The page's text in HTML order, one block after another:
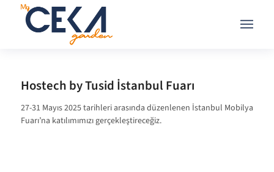
Hostech by Tusid İstanbul Fuarı
27-31 Mayıs 2025 tarihleri arasında düzenlenen İstanbul Mobilya
Fuarı’na katılımımızı gerçekleştireceğiz.